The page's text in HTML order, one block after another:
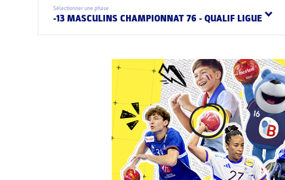
Sélectionner une phase
-13 MASCULINS CHAMPIONNAT 76 - QUALIF LIGUE